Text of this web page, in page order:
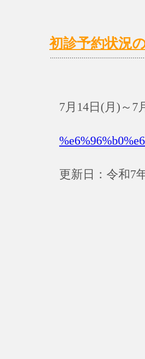
初診予約状況
7月14日(月)～
更新日：令和7